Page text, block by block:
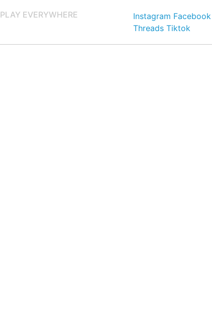
PLAY EVERYWHERE Instagram Facebook
Threads Tiktok